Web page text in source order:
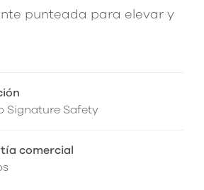
punteada para elevar y
Signature Safety
comercial